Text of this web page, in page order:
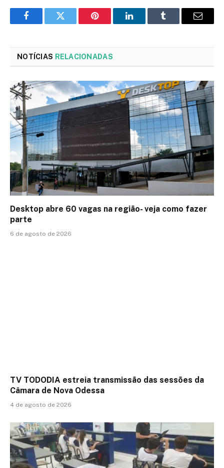
FacebookTwitter Pinterest LinkedInTumblr Email
NOTÍCIAS RELACIONADAS
Desktop abre 60 vagas na região- veja como fazer
parte
6 de agosto de 2026
TV TODODIA estreia transmissão das sessões da
Câmara de Nova Odessa
4 de agosto de 2026